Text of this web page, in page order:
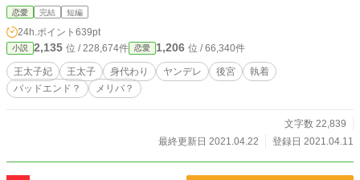
二話。 ※番外編の王太子視点はヤンデレ注意報が発令されています。
恋愛 完結 短編
24h.ポイント 639pt
小説 2,135 位 / 228,674件 恋愛 1,206 位 / 66,340件
王太子妃 王太子 身代わり ヤンデレ 後宮
執着
バッドエンド？
メリバ？
文字数 22,839
最終更新日 2021.04.22
登録日 2021.04.11